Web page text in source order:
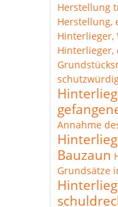
Herstellung
Herstellung,
Hinterlieger,
Annahme
Bauzaun
Grundsätze